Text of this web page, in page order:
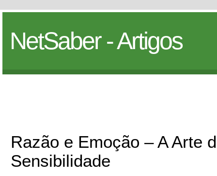
NetSaber - Artigos
Razão e Emoção – A Arte
Sensibilidade